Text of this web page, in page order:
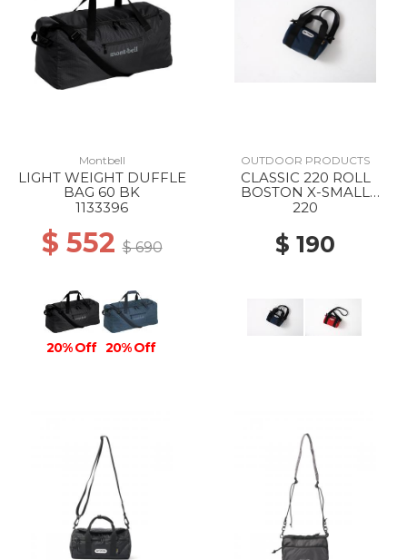
Montbell
LIGHT WEIGHT DUFFLE
BAG 60 BK
1133396
$ 552$ 690
20% Off 20% Off
OUTDOOR PRODUCTS
CLASSIC 220 ROLL
BOSTON X-SMALL
SOLID NAVY
220
$ 190